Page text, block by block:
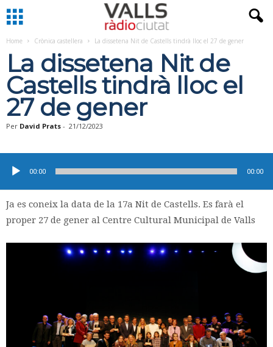
Home Crònica castellera La dissetena Nit de Castells tindrà lloc el 27 de gener
La dissetena Nit de
Castells tindrà lloc el
27 de gener
Per David Prats - 21/12/2023
d'àudio
00:00 00:00
Ja es coneix la data de la 17a Nit de Castells. Es farà el
proper 27 de gener al Centre Cultural Municipal de Valls